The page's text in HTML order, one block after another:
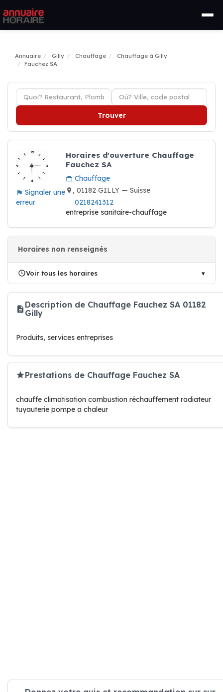
Annuaire Gilly Chauffage
Chauffage à Gilly
Fauchez SA
Trouver
Signaler une
erreur
Horaires d'ouverture Chauffage
Fauchez SA
Chauffage
, 01182 GILLY — Suisse
0218241312
entreprise sanitaire-chauffage
Horaires non renseignés
Voir tous les horaires
Description de Chauffage Fauchez SA 01182
Gilly
Produits, services entreprises
Prestations de Chauffage Fauchez SA
chauffe climatisation combustion réchauffement radiateur
tuyauterie pompe a chaleur